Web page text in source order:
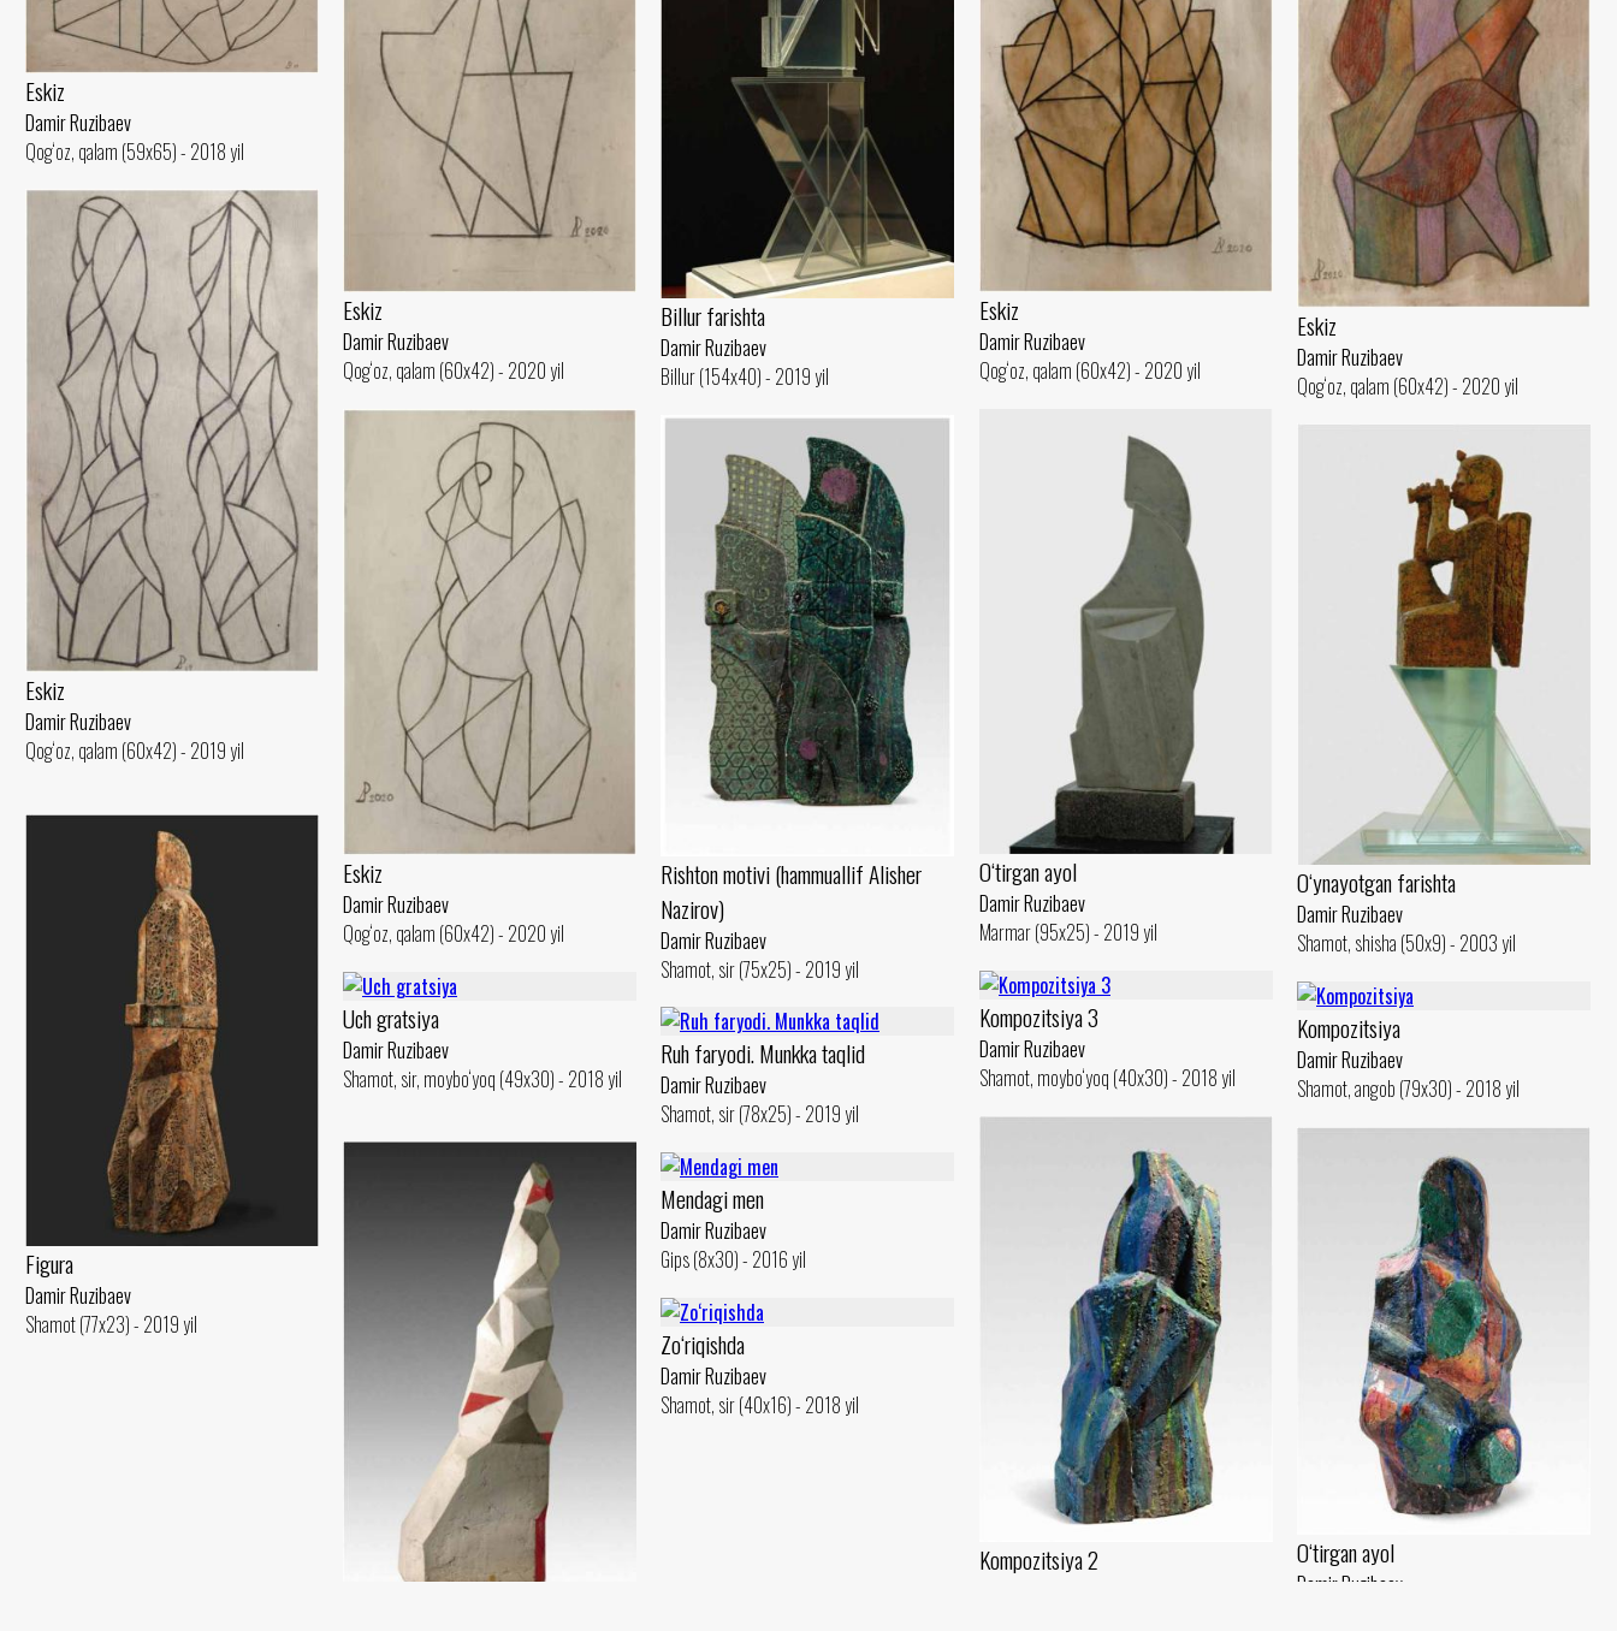
Eskiz
Damir Ruzibaev
Qog‘oz, qalam (59x65) - 2018 yil
Eskiz
Damir Ruzibaev
Qog‘oz, qalam (60x42) - 2020 yil
Billur farishta
Damir Ruzibaev
Billur (154x40) - 2019 yil
Eskiz
Damir Ruzibaev
Qog‘oz, qalam (60x42) - 2020 yil
Eskiz
Damir Ruzibaev
Qog‘oz, qalam (60x42) - 2020 yil
Eskiz
Damir Ruzibaev
Qog‘oz, qalam (60x42) - 2019 yil
Eskiz
Damir Ruzibaev
Qog‘oz, qalam (60x42) - 2020 yil
O‘tirgan ayol
Damir Ruzibaev
Marmar (95x25) - 2019 yil
Rishton motivi (hammuallif Alisher
Nazirov)
Damir Ruzibaev
Shamot, sir (75x25) - 2019 yil
O‘ynayotgan farishta
Damir Ruzibaev
Shamot, shisha (50x9) - 2003 yil
Figura
Damir Ruzibaev
Shamot (77x23) - 2019 yil
Kompozitsiya 3
Damir Ruzibaev
Shamot, moybo‘yoq (40x30) - 2018 yil
Uch gratsiya
Damir Ruzibaev
Shamot, sir, moybo‘yoq (49x30) - 2018 yil
Kompozitsiya
Damir Ruzibaev
Shamot, angob (79x30) - 2018 yil
Ruh faryodi. Munkka taqlid
Damir Ruzibaev
Shamot, sir (78x25) - 2019 yil
Kompozitsiya 2 O‘tirgan ayol
Damir Ruzibaev
Mendagi men
Damir Ruzibaev
Gips (8x30) - 2016 yil
Zo‘riqishda
Damir Ruzibaev
Shamot, sir (40x16) - 2018 yil